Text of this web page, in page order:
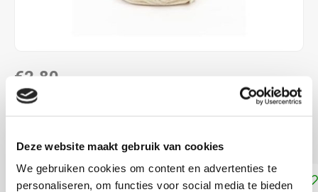
Deze website maakt gebruik van cookies
We gebruiken cookies om content en advertenties te
personaliseren, om functies voor social media te bieden
€2,80
DIRECT LEVERBAAR
100 % katoen naalddikte: 2,5 - 3,0 mm Lees meer
Toevoegen aan winkelwagen